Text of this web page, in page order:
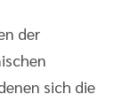
der
sich die